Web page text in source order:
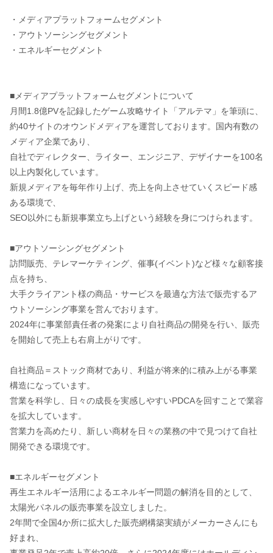
・メディアプラットフォームセグメント
・アウトソーシングセグメント
・エネルギーセグメント
■メディアプラットフォームセグメントについて
月間1.8億PVを記録したゲーム攻略サイト「アルテマ」を筆頭に、
約40サイトのオウンドメディアを運営しております。国内有数の
メディア企業であり、
自社でディレクター、ライター、エンジニア、デザイナーを100名
以上内製化しています。
新規メディアを毎年作り上げ、売上を向上させていくスピード感
ある環境で、
SEO以外にも新規事業立ち上げという経験を身につけられます。
■アウトソーシングセグメント
訪問販売、テレマーケティング、催事(イベント)など様々な顧客接
点を持ち、
大手クライアント様の商品・サービスを最適な方法で販売するア
ウトソーシング事業を営んでおります。
2024年に事業部責任者の発案により自社商品の開発を行い、販売
を開始して売上も右肩上がりです。
自社商品＝ストック商材であり、利益が将来的に積み上がる事業
構造になっています。
営業を科学し、日々の成長を実感しやすいPDCAを回すことで業容
を拡大しています。
営業力を高めたり、新しい商材を日々の業務の中で見つけて自社
開発できる環境です。
■エネルギーセグメント
再生エネルギー活用によるエネルギー問題の解消を目的として、
太陽光パネルの販売事業を設立しました。
2年間で全国4か所に拡大した販売網構築実績がメーカーさんにも
好まれ、